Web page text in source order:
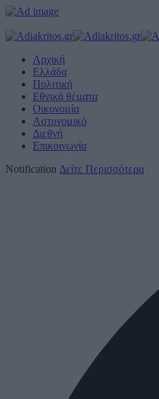
Αρχική
Ελλάδα
Πολιτική
Εθνικά θέματα
Οικονομία
Αστυνομικό
Διεθνή
Επικοινωνία
Notification Δείτε Περισσότερα